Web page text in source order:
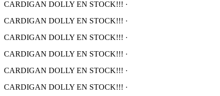
CARDIGAN DOLLY EN STOCK!!! ·
CARDIGAN DOLLY EN STOCK!!! ·
CARDIGAN DOLLY EN STOCK!!! ·
CARDIGAN DOLLY EN STOCK!!! ·
CARDIGAN DOLLY EN STOCK!!! ·
CARDIGAN DOLLY EN STOCK!!! ·